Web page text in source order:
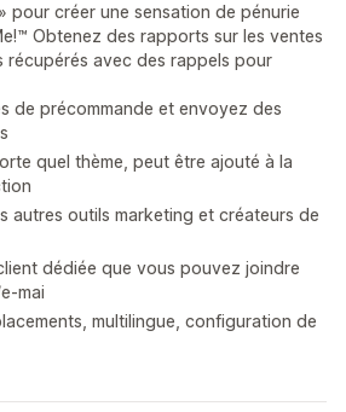
pour créer une sensation de pénurie
Obtenez des rapports sur les ventes
récupérés avec des rappels pour
de précommande et envoyez des
quel thème, peut être ajouté à la
autres outils marketing et créateurs de
dédiée que vous pouvez joindre
mai
multilingue, configuration de